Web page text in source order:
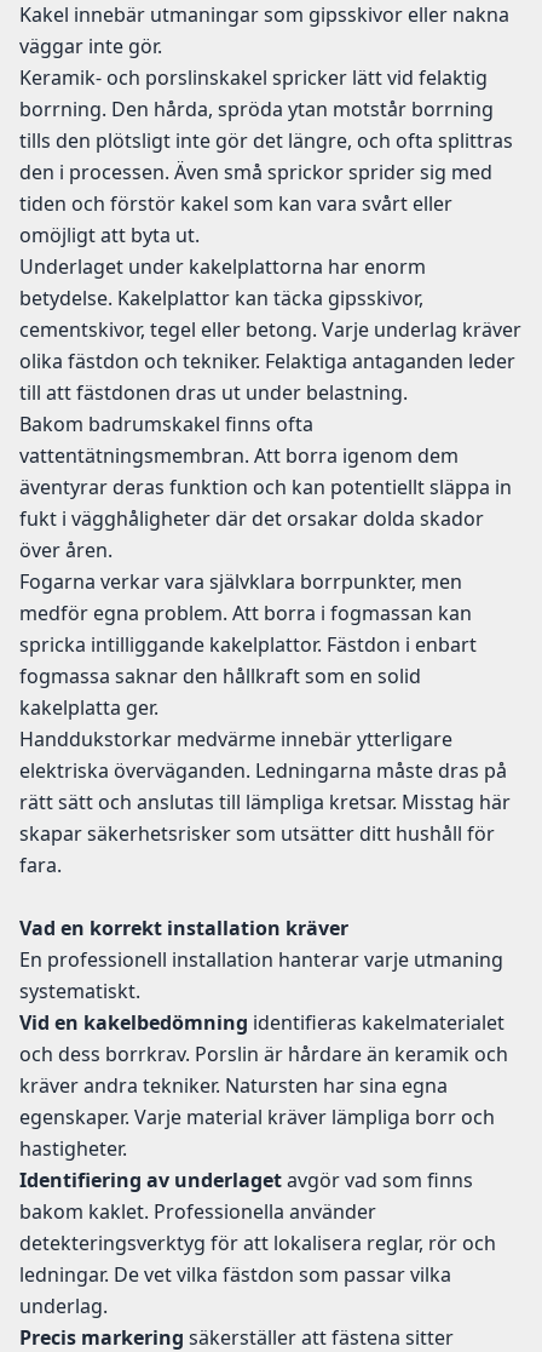
Kakel innebär utmaningar som gipsskivor eller nakna
väggar inte gör.
Keramik- och porslinskakel spricker lätt vid felaktig
borrning. Den hårda, spröda ytan motstår borrning
tills den plötsligt inte gör det längre, och ofta splittras
den i processen. Även små sprickor sprider sig med
tiden och förstör kakel som kan vara svårt eller
omöjligt att byta ut.
Underlaget under kakelplattorna har enorm
betydelse. Kakelplattor kan täcka gipsskivor,
cementskivor, tegel eller betong. Varje underlag kräver
olika fästdon och tekniker. Felaktiga antaganden leder
till att fästdonen dras ut under belastning.
Bakom badrumskakel finns ofta
vattentätningsmembran. Att borra igenom dem
äventyrar deras funktion och kan potentiellt släppa in
fukt i vägghåligheter där det orsakar dolda skador
över åren.
Fogarna verkar vara självklara borrpunkter, men
medför egna problem. Att borra i fogmassan kan
spricka intilliggande kakelplattor. Fästdon i enbart
fogmassa saknar den hållkraft som en solid
kakelplatta ger.
Handdukstorkar medvärme innebär ytterligare
elektriska överväganden. Ledningarna måste dras på
rätt sätt och anslutas till lämpliga kretsar. Misstag här
skapar säkerhetsrisker som utsätter ditt hushåll för
fara.
Vad en korrekt installation kräver
En professionell installation hanterar varje utmaning
systematiskt.
Vid en kakelbedömning identifieras kakelmaterialet
och dess borrkrav. Porslin är hårdare än keramik och
kräver andra tekniker. Natursten har sina egna
egenskaper. Varje material kräver lämpliga borr och
hastigheter.
Identifiering av underlagetavgör vad som finns
bakom kaklet. Professionella använder
detekteringsverktyg för att lokalisera reglar, rör och
ledningar. De vet vilka fästdon som passar vilka
underlag.
Precis markering säkerställer att fästena sitter